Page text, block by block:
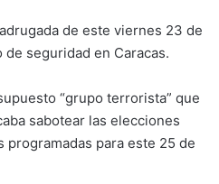
de este viernes 23 de
seguridad en Caracas.
“grupo terrorista” que
sabotear las elecciones
programadas para este 25 de